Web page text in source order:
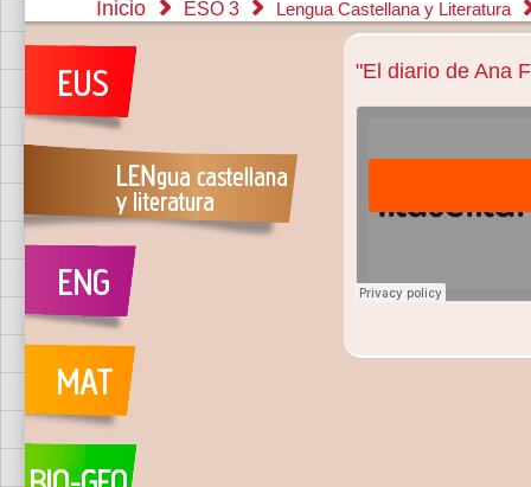
Inicio ESO 3 Lengua Castellana y Literatura
"El diario de Ana